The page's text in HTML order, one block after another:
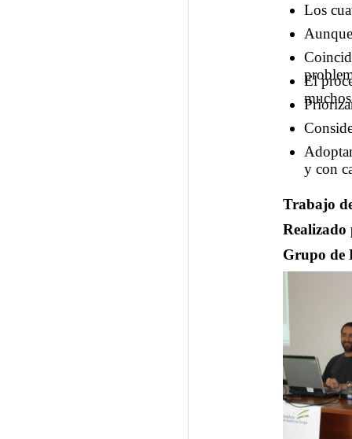
Los
El
y con
Trabajo
Realizado
Grupo de